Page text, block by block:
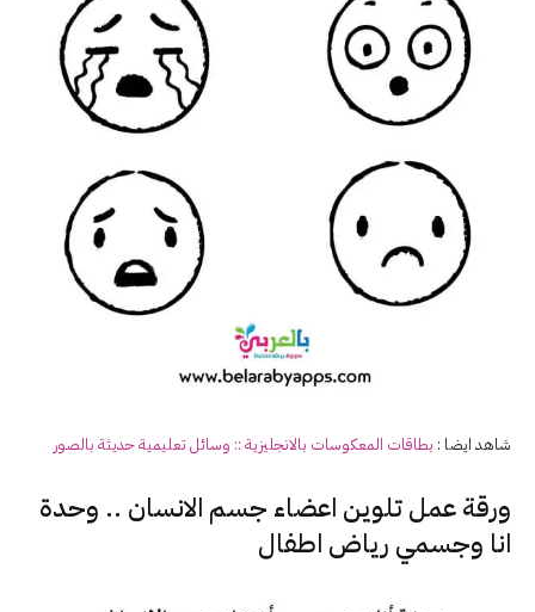
شاهد ايضا : بطاقات المعكوسات بالانجليزية :: وسائل تعليمية حديثة بالصور
ورقة عمل تلوين اعضاء جسم الانسان .. وحدة
انا وجسمي رياض اطفال